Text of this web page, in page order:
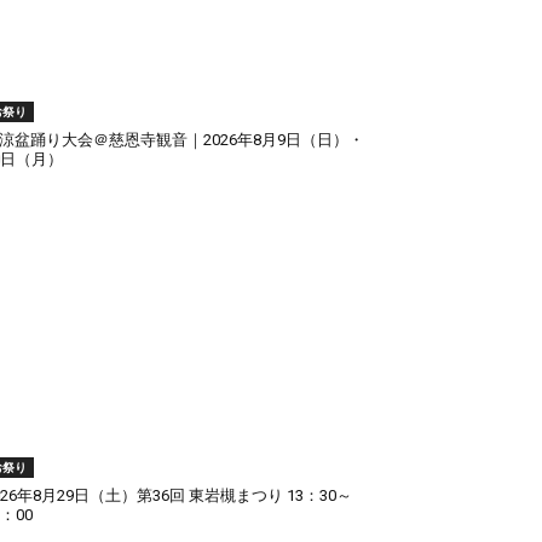
り
盆踊り大会＠慈恩寺観音｜2026年8月9日（日）・
（月）
り
年8月29日（土）第36回 東岩槻まつり 13：30～
00